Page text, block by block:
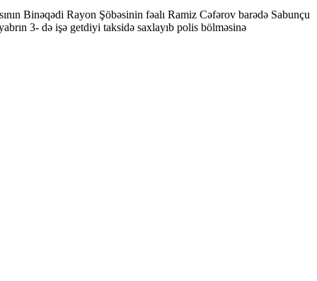
Binəqədi Rayon Şöbəsinin fəalı Ramiz Cəfərov barədə Sabunçu
3- də işə getdiyi taksidə saxlayıb polis bölməsinə